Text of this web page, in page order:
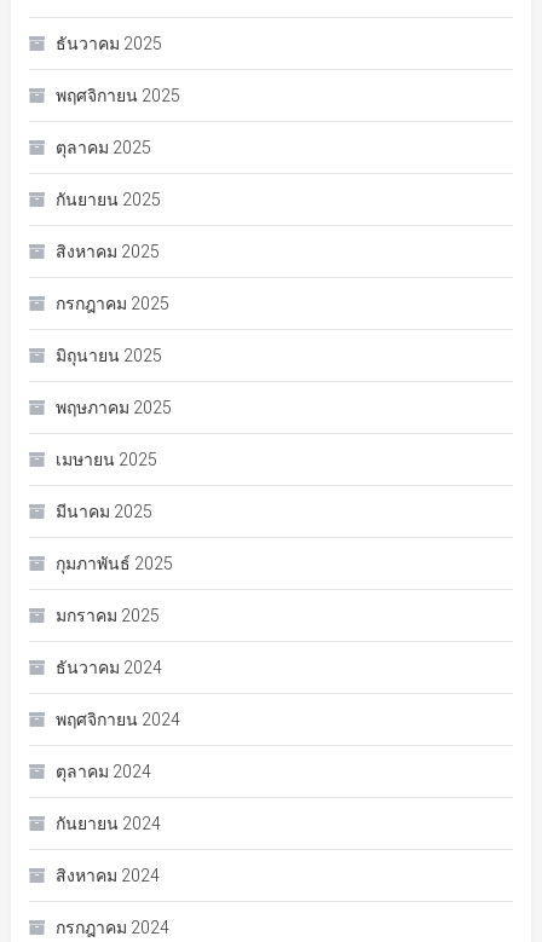
ธันวาคม 2025
พฤศจิกายน 2025
ตุลาคม 2025
กันยายน 2025
สิงหาคม 2025
กรกฎาคม 2025
มิถุนายน 2025
พฤษภาคม 2025
เมษายน 2025
มีนาคม 2025
กุมภาพันธ์ 2025
มกราคม 2025
ธันวาคม 2024
พฤศจิกายน 2024
ตุลาคม 2024
กันยายน 2024
สิงหาคม 2024
กรกฎาคม 2024